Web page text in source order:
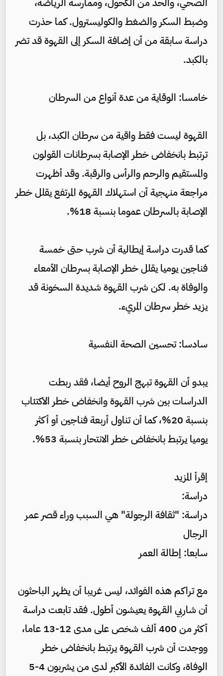
وضبط السكر والضغط والكوليسترول. كما حذرت
دراسة سابقة من أن إضافة السكر إلى القهوة قد تضر
بالكبد.
خامسا: الوقاية من عدة أنواع من السرطان
القهوة ليست فقط واقية من سرطان الكبد، بل
ترتبط بانخفاض خطر الإصابة بسرطانات القولون
والمستقيم والرحم والرأس والرقبة. وقد أظهرت
مراجعة منهجية أن استهلاك القهوة المرتفع يقلل خطر
الإصابة بالسرطان عموما بنسبة 18%.
كما قدرت دراسة إيطالية أن شرب حتى خمسة
فناجين يوميا يقلل خطر الإصابة بسرطان الأمعاء
والوفاة به. لكن شرب القهوة شديدة السخونة قد
يزيد خطر سرطان المريء.
سادسا: تحسين الصحة النفسية
يبدو أن القهوة تبهج الروح أيضا، فقد ربطت
الدراسات بين شرب القهوة وانخفاض خطر الاكتئاب
بنسبة 20%، كما أن تناول أربعة فناجين أو أكثر
يوميا يرتبط بانخفاض خطر الانتحار بنسبة 53%.
إقرأ المزيد
دراسة:
دراسة: "ثقافة الرجولة" هي السبب وراء قصر عمر
الرجال
سابعا: إطالة العمر
مع تراكم هذه الفوائد، ليس غريبا أن يظهر الباحثون
أن شاربي القهوة يعيشون أطول. فقد تابعت دراسة
أكثر من 400 ألف شخص على مدى 12-13 عاما،
ووجدت أن شرب القهوة يرتبط بانخفاض خطر
الوفاة، وكانت الفائدة الأكبر لدى من يشربون 4-5